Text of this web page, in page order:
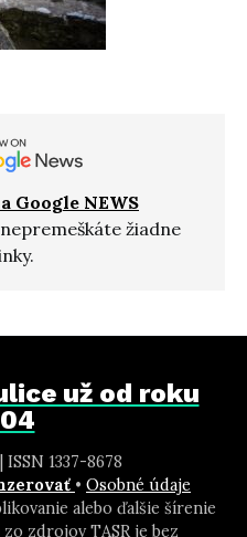
Google NEWS
žiadne
už od roku
1337-8678
• Osobné údaje
alebo ďalšie šírenie
zdrojov TASR je bez